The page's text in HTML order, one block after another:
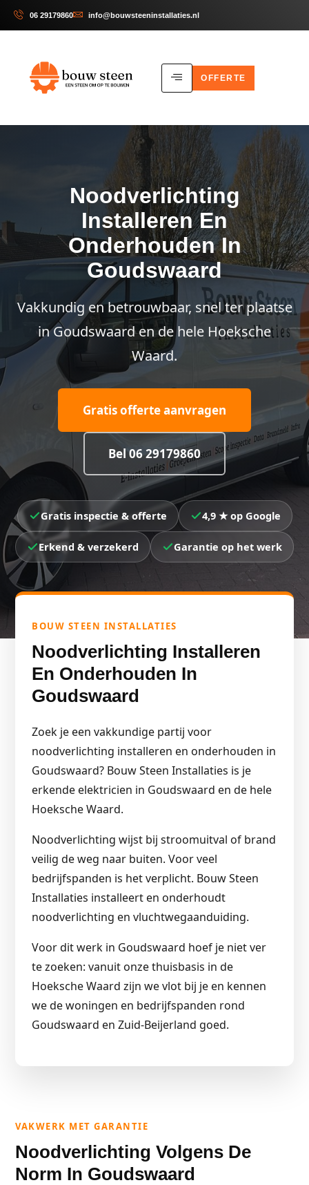
06 29179860 info@bouwsteeninstallaties.nl
OFFERTE
Noodverlichting
Installeren En
Onderhouden In
Goudswaard
Vakkundig en betrouwbaar, snel ter plaatse
in Goudswaard en de hele Hoeksche
Waard.
Gratis offerte aanvragen
Bel 06 29179860
Gratis inspectie & offerte 4,9 ★ op Google
Erkend & verzekerd Garantie op het werk
BOUW STEEN INSTALLATIES
Noodverlichting Installeren
En Onderhouden In
Goudswaard
Zoek je een vakkundige partij voor
noodverlichting installeren en onderhouden in
Goudswaard? Bouw Steen Installaties is je
erkende elektricien in Goudswaard en de hele
Hoeksche Waard.
Noodverlichting wijst bij stroomuitval of brand
veilig de weg naar buiten. Voor veel
bedrijfspanden is het verplicht. Bouw Steen
Installaties installeert en onderhoudt
noodverlichting en vluchtwegaanduiding.
Voor dit werk in Goudswaard hoef je niet ver
te zoeken: vanuit onze thuisbasis in de
Hoeksche Waard zijn we vlot bij je en kennen
we de woningen en bedrijfspanden rond
Goudswaard en Zuid-Beijerland goed.
VAKWERK MET GARANTIE
Noodverlichting Volgens De
Norm In Goudswaard